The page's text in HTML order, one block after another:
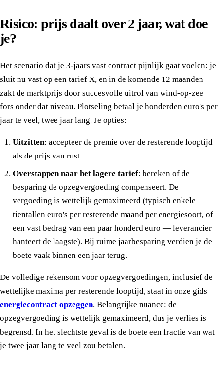
Risico: prijs daalt over 2 jaar, wat doe
je?
Het scenario dat je 3-jaars vast contract pijnlijk gaat voelen: je
sluit nu vast op een tarief X, en in de komende 12 maanden
zakt de marktprijs door succesvolle uitrol van wind-op-zee
fors onder dat niveau. Plotseling betaal je honderden euro's per
jaar te veel, twee jaar lang. Je opties:
Uitzitten: accepteer de premie over de resterende looptijd
als de prijs van rust.
Overstappen naar het lagere tarief: bereken of de
besparing de opzegvergoeding compenseert. De
vergoeding is wettelijk gemaximeerd (typisch enkele
tientallen euro's per resterende maand per energiesoort, of
een vast bedrag van een paar honderd euro — leverancier
hanteert de laagste). Bij ruime jaarbesparing verdien je de
boete vaak binnen een jaar terug.
De volledige rekensom voor opzegvergoedingen, inclusief de
wettelijke maxima per resterende looptijd, staat in onze gids
energiecontract opzeggen. Belangrijke nuance: de
opzegvergoeding is wettelijk gemaximeerd, dus je verlies is
begrensd. In het slechtste geval is de boete een fractie van wat
je twee jaar lang te veel zou betalen.